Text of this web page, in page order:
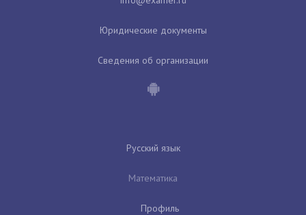
Юридические документы
Сведения об организации
Русский язык
Математика
Профиль